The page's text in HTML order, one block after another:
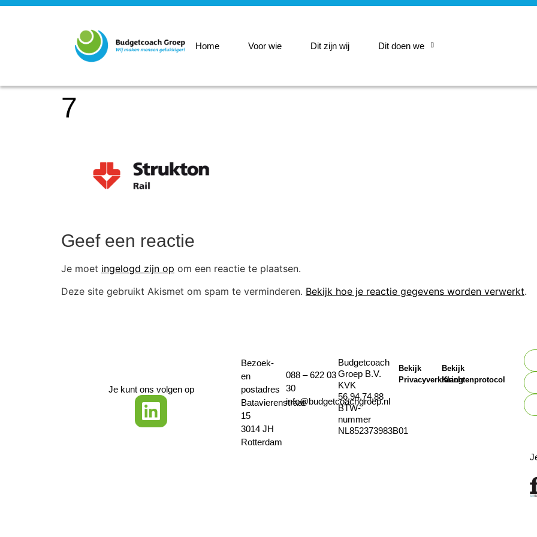
Home Voor wie Dit zijn wij Dit doen we
7
Geef een reactie
Je moet ingelogd zijn op om een reactie te plaatsen.
Deze site gebruikt Akismet om spam te verminderen. Bekijk hoe je reactie gegevens worden verwerkt.
Je kunt ons volgen op
Bezoek-
en
postadres
Batavierenstraat
15
3014 JH
Rotterdam
088 – 622 03
30
info@budgetcoachgroep.nl
Budgetcoach
Groep B.V.
KVK
56.94.74.88
BTW-
nummer
NL852373983B01
Bekijk
Privacyverklaring
Bekijk
Klachtenprotocol